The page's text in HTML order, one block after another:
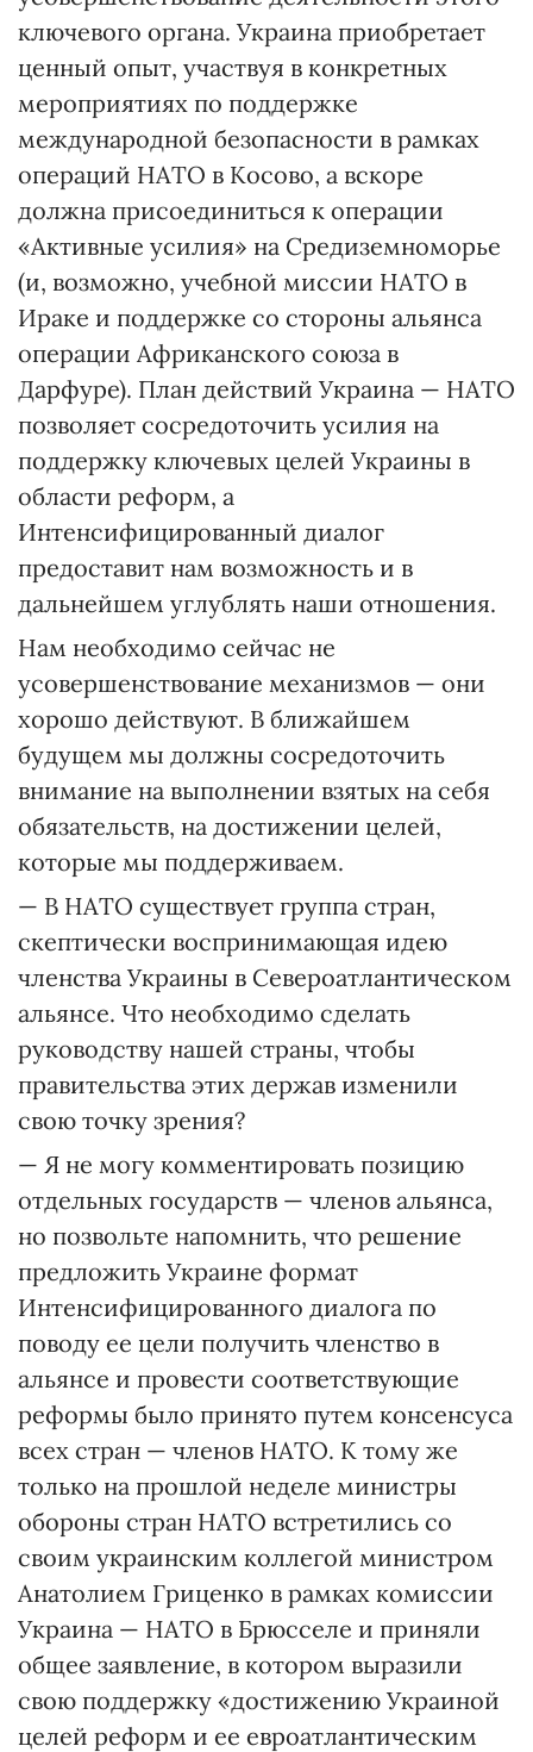
ключевого органа. Украина приобретает
ценный опыт, участвуя в конкретных
мероприятиях по поддержке
международной безопасности в рамках
операций НАТО в Косово, а вскоре
должна присоединиться к операции
«Активные усилия» на Средиземноморье
(и, возможно, учебной миссии НАТО в
Ираке и поддержке со стороны альянса
операции Африканского союза в
Дарфуре). План действий Украина — НАТО
позволяет сосредоточить усилия на
поддержку ключевых целей Украины в
области реформ, а
Интенсифицированный диалог
предоставит нам возможность и в
дальнейшем углублять наши отношения.
Нам необходимо сейчас не
усовершенствование механизмов — они
хорошо действуют. В ближайшем
будущем мы должны сосредоточить
внимание на выполнении взятых на себя
обязательств, на достижении целей,
которые мы поддерживаем.
— В НАТО существует группа стран,
скептически воспринимающая идею
членства Украины в Североатлантическом
альянсе. Что необходимо сделать
руководству нашей страны, чтобы
правительства этих держав изменили
свою точку зрения?
— Я не могу комментировать позицию
отдельных государств — членов альянса,
но позвольте напомнить, что решение
предложить Украине формат
Интенсифицированного диалога по
поводу ее цели получить членство в
альянсе и провести соответствующие
реформы было принято путем консенсуса
всех стран — членов НАТО. К тому же
только на прошлой неделе министры
обороны стран НАТО встретились со
своим украинским коллегой министром
Анатолием Гриценко в рамках комиссии
Украина — НАТО в Брюсселе и приняли
общее заявление, в котором выразили
свою поддержку «достижению Украиной
целей реформ и ее евроатлантическим